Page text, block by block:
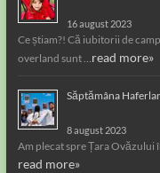
16 august 2023
Ce știam?! Că iubitorii de
overland sunt …read more»
Săptămâna
8 august 2023
Am plecat spre Țara Ovăzului
read more»